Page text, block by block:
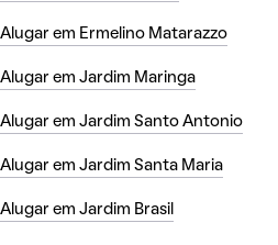
Alugar em Ermelino Matarazzo
Alugar em Jardim Maringa
Alugar em Jardim Santo Antonio
Alugar em Jardim Santa Maria
Alugar em Jardim Brasil